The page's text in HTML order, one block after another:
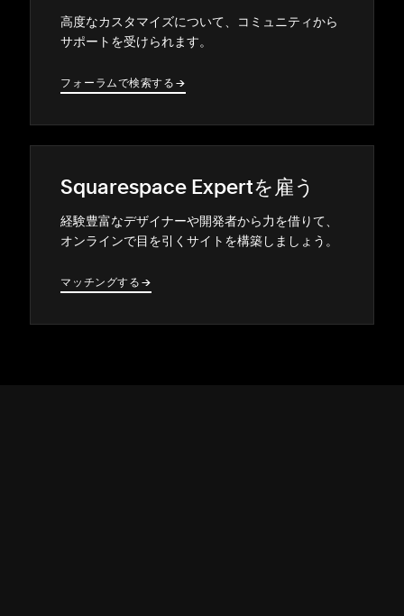
高度なカスタマイズについて⁠、コミ⁠ュニテ⁠ィから
サポ⁠ートを受けられます⁠。
フ⁠ォ⁠ーラムで検索する →
→
Squarespace Expertを雇う
経験豊富なデザイナ⁠ーや開発者から力を借りて⁠、
オンラインで目を引くサイトを構築しまし⁠ょう⁠。
マ⁠ッチングする →
→